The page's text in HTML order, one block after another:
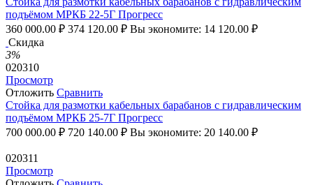
подъёмом МРКБ 22-5Г Прогресс
360 000.00 ₽ 374 120.00 ₽ Вы экономите: 14 120.00 ₽
Скидка
3%
020310
Просмотр
Отложить Сравнить
Стойка для размотки кабельных барабанов с гидравлическим
подъёмом МРКБ 25-7Г Прогресс
700 000.00 ₽ 720 140.00 ₽ Вы экономите: 20 140.00 ₽
020311
Просмотр